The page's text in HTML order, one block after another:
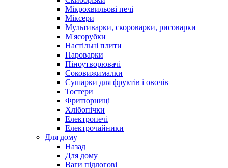
Мікрохвильові печі
Міксери
Мультиварки, скороварки, рисоварки
М'ясорубки
Настільні плити
Пароварки
Піноутворювачі
Соковижималки
Сушарки для фруктів і овочів
Тостери
Фритюрниці
Хлібопічки
Електропечі
Електрочайники
Для дому
Назад
Для дому
Ваги підлогові